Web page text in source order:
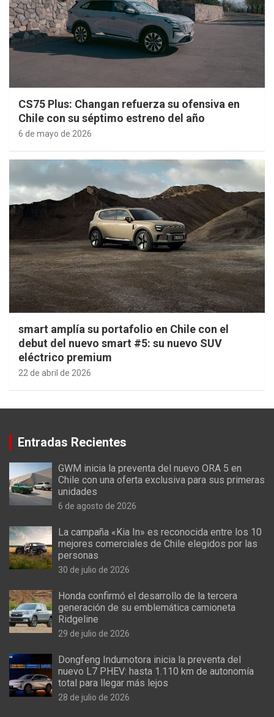
CS75 Plus: Changan refuerza su ofensiva en
Chile con su séptimo estreno del año
6 de mayo de 2026
smart amplía su portafolio en Chile con el
debut del nuevo smart #5: su nuevo SUV
eléctrico premium
22 de abril de 2026
Entradas Recientes
GWM inicia la preventa del nuevo ORA 5 en
Chile con una oferta exclusiva para sus primeras
unidades
6 de agosto de 2026
La campaña «Kia In» es reconocida entre los 10
mejores comerciales de Chile elegidos por las
personas
30 de julio de 2026
Honda confirmó el desarrollo de la tercera
generación de su emblemática camioneta
Ridgeline
29 de julio de 2026
Dongfeng Indumotora inicia la preventa del
nuevo L7 PHEV: hasta 1.110 km de autonomía
total para llegar más lejos
28 de julio de 2026